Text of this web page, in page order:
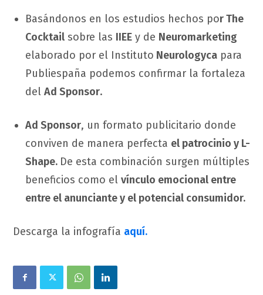
Basándonos en los estudios hechos por The
Cocktail sobre las IIEE y de Neuromarketing
elaborado por el Instituto Neurologyca para
Publiespaña podemos confirmar la fortaleza
del Ad Sponsor.
Ad Sponsor, un formato publicitario donde
conviven de manera perfecta el patrocinio y L-
Shape. De esta combinación surgen múltiples
beneficios como el vínculo emocional entre
entre el anunciante y el potencial consumidor.
Descarga la infografía aquí.